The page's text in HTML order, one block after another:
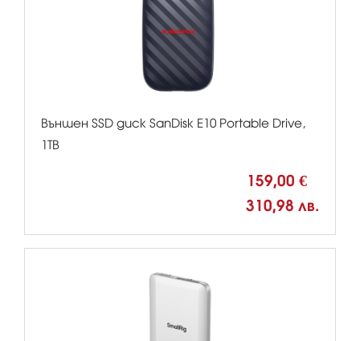
Външен SSD диск SanDisk E10 Portable Drive,
1TB
159,00 €
310,98 лв.